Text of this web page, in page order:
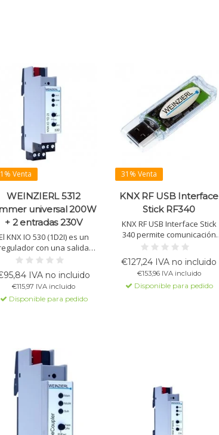
Venta
WEINZIERL 5312
universal 200W
+ 2 entradas 230V
KNX IO 530 (1D2I) es un
con una salida
200 W) y dos entradas
binarias de 230 V~. Admite
corte de fase y ofrece
escenas, automatización y
modo de reposo.
IVA no incluido
€115,97 IVA incluido
Disponible para pedido
31% Venta
KNX RF USB Interface
Stick RF340
KNX RF USB Interface Stick
340 permite comunicación
bidireccional entre PC/portátil
y red KNX RF. Compatible con
ETS 5+, soporta
programación KNX Secure y
protocolo cEMI. SDK
€127,24 IVA no incluido
€153,96 IVA incluido
Disponible para pedido